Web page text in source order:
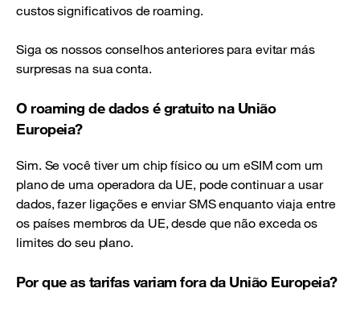
custos significativos de roaming.
Siga os nossos conselhos anteriores para evitar más
surpresas na sua conta.
O roaming de dados é gratuito na União
Europeia?
Sim. Se você tiver um chip físico ou um eSIM com um
plano de uma operadora da UE, pode continuar a usar
dados, fazer ligações e enviar SMS enquanto viaja entre
os países membros da UE, desde que não exceda os
limites do seu plano.
Por que as tarifas variam fora da União Europeia?